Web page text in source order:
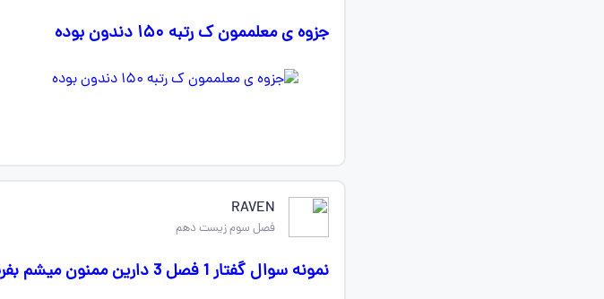
جزوه ی معلممون ک رتبه ۱۵۰ دندون بوده
RAVEN
فصل سوم زیست دهم
نمونه سوال گفتار 1 فصل 3 دارین ممنون میشم بفرستین